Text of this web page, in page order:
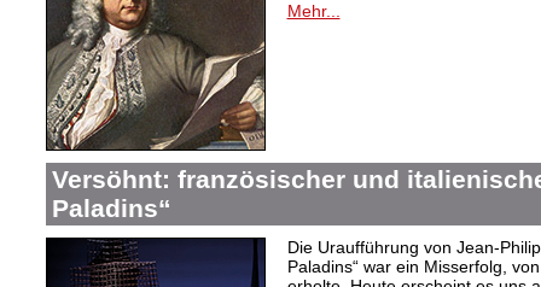
Mehr...
Versöhnt: französischer und
Paladins“
Die Uraufführung von Jean-
Paladins“ war ein Misserfolg,